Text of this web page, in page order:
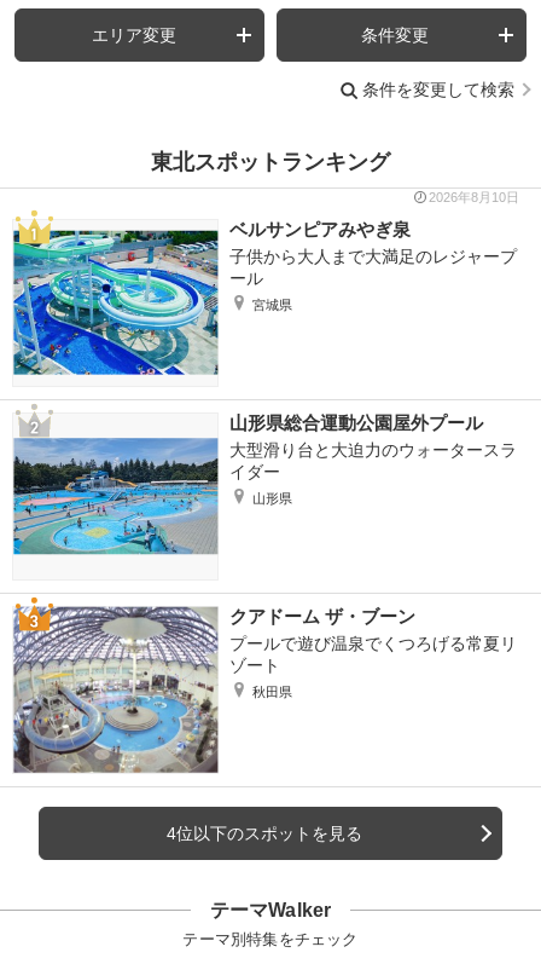
エリア変更 条件変更
条件を変更して検索
東北スポットランキング
2026年8月10日
ベルサンピアみやぎ泉
子供から大人まで大満足のレジャープ
ール
宮城県
山形県総合運動公園屋外プール
大型滑り台と大迫力のウォータースラ
イダー
山形県
クアドーム ザ・ブーン
プールで遊び温泉でくつろげる常夏リ
ゾート
秋田県
4位以下のスポットを見る
テーマWalker
テーマ別特集をチェック